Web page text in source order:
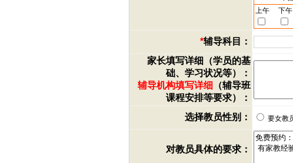
上午 下午
*辅导科目：
家长填写详细（学员的基
础、学习状况等）：
辅导机构填写详细 （辅导班
课程安排等要求）：
选择教员性别：
要女
对教员具体的要求：